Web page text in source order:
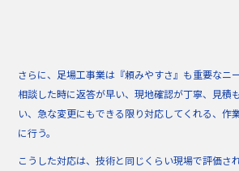
さらに、足場工事業は『頼みやすさ』も重要なニ
相談した時に返答が早い、現地確認が丁寧、見積
い、急な変更にもできる限り対応してくれる、作
に行う。
こうした対応は、技術と同じくらい現場で評価さ